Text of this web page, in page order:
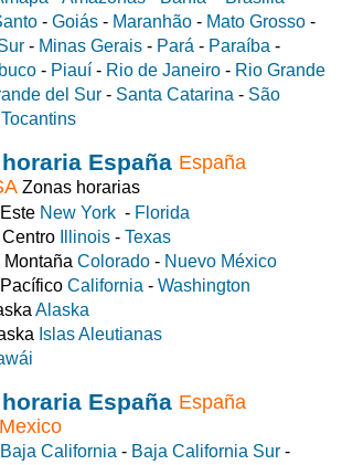
- Goiás - Maranhão - Mato Grosso -
- Minas Gerais - Pará - Paraíba -
- Piauí - Rio de Janeiro - Rio Grande
del Sur - Santa Catarina - São
Tocantins
España
Zonas horarias
New York - Florida
Illinois - Texas
Montaña Colorado - Nuevo México
California - Washington
Alaska
Islas Aleutianas
España
Mexico
Baja California - Baja California Sur -